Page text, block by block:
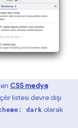
CSS medya
listesi devre dışı
dark olarak